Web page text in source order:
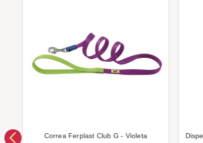
Correa Ferplast Club G - Violeta